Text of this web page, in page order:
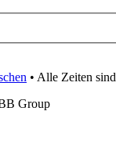
• Alle Zeiten
Group